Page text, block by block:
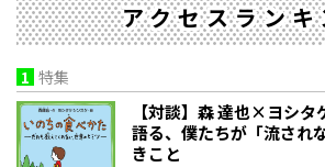
アクセスラン
1 特集
【対談】森 達也×ヨシ
語る、僕たちが「流され
きこと